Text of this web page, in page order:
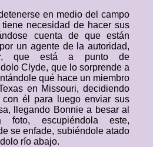
en medio del campo
necesidad de hacer sus
cuenta de que están
un agente de la autoridad,
que está a punto de
Clyde, que lo sorprende a
qué hace un miembro
en Missouri, decidiendo
con él para luego enviar sus
llegando Bonnie a besar al
foto, escupiéndola este,
se enfade, subiéndole atado
río abajo.